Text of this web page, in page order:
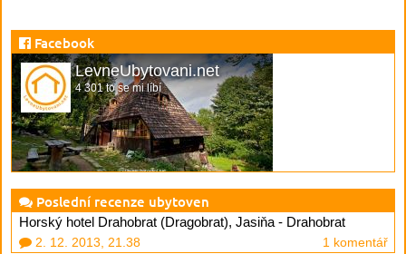
Facebook
LevneUbytovani.net
4 301 to se mi líbí
Poslední recenze ubytoven
Horský hotel Drahobrat (Dragobrat), Jasiňa - Drahobrat
2. 12. 2013, 21.38 1 komentář